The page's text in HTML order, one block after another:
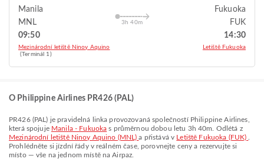
Manila
MNL
09:50
Mezinárodní letiště Ninoy Aquino
(Terminál 1)
3h 40m
Fukuoka
FUK
14:30
Letiště Fukuoka
O Philippine Airlines PR426 (PAL)
PR426(PAL) je pravidelná linka provozovaná společností Philippine Airlines
která spojuje Manila - Fukuoka s průměrnou dobou letu 3h 40m
. Odlétá z
Mezinárodní letiště Ninoy Aquino (MNL)a přistává v Letiště Fukuoka (FUK)
Prohlédněte si jízdní řády v reálném čase, porovnejte ceny a rezervujte si
místo — vše na jednom místě na Airpaz.